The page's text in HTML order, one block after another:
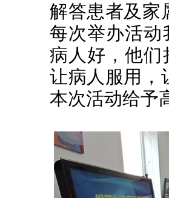
解答患者及家
每次举办活动
病人好，他们
让病人服用，
本次活动给予